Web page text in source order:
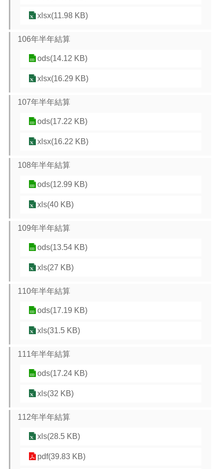
xlsx(11.98 KB)
106年半年結算
ods(14.12 KB)
xlsx(16.29 KB)
107年半年結算
ods(17.22 KB)
xlsx(16.22 KB)
108年半年結算
ods(12.99 KB)
xls(40 KB)
109年半年結算
ods(13.54 KB)
xls(27 KB)
110年半年結算
ods(17.19 KB)
xls(31.5 KB)
111年半年結算
ods(17.24 KB)
xls(32 KB)
112年半年結算
xls(28.5 KB)
pdf(39.83 KB)